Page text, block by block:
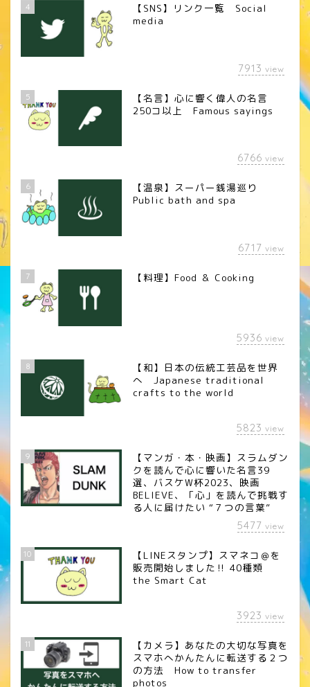
4
【SNS】リンク一覧 Social
media
7913 view
5
【名言】心に響く偉人の名言
250コ以上 Famous sayings
6766 view
6
【温泉】スーパー銭湯巡り
Public bath and spa
6717 view
7 【料理】Food ＆ Cooking
5936 view
8
【和】日本の伝統工芸品を世界
へ Japanese traditional
crafts to the world
5823 view
9
【マンガ・本・映画】スラムダン
クを読んで心に響いた名言39
選、バスケW杯2023、映画
BELIEVE、「心」を読んで挑戦す
る人に届けたい “７つの言葉”
5477 view
10
【LINEスタンプ】スマネコ＠を
販売開始しました‼︎ 40種類
the Smart Cat
3923 view
11
【カメラ】あなたの大切な写真を
スマホへかんたんに転送する２つ
の方法 How to transfer
photos